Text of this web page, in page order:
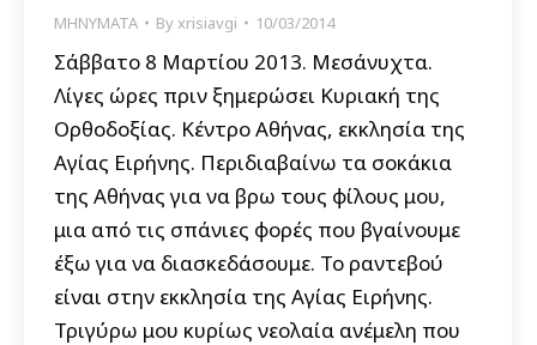
ΜΗΝΥΜΑΤΑ Byxrisiavgi 10/03/2014
Σάββατο 8 Μαρτίου 2013. Μεσάνυχτα.
Λίγες ώρες πριν ξημερώσει Κυριακή της
Ορθοδοξίας. Κέντρο Αθήνας, εκκλησία της
Αγίας Ειρήνης. Περιδιαβαίνω τα σοκάκια
της Αθήνας για να βρω τους φίλους μου,
μια από τις σπάνιες φορές που βγαίνουμε
έξω για να διασκεδάσουμε. Το ραντεβού
είναι στην εκκλησία της Αγίας Ειρήνης.
Τριγύρω μου κυρίως νεολαία ανέμελη που